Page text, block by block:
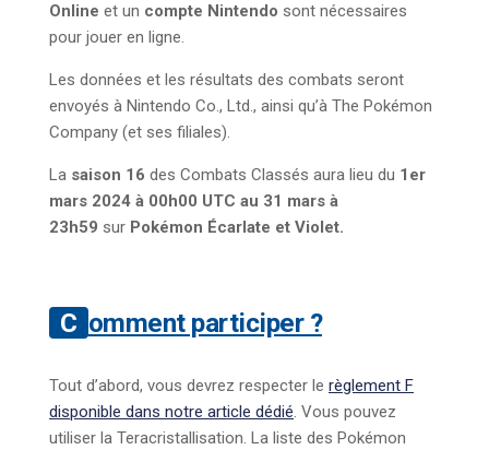
Online et un compte Nintendo sont nécessaires
pour jouer en ligne.
Les données et les résultats des combats seront
envoyés à Nintendo Co., Ltd., ainsi qu’à The Pokémon
Company (et ses filiales).
La saison 16 des Combats Classés aura lieu du 1er
mars 2024 à 00h00 UTC au 31 mars à
23h59 sur Pokémon Écarlate et Violet.
Comment participer ?
Tout d’abord, vous devrez respecter le règlement F
disponible dans notre article dédié. Vous pouvez
utiliser la Teracristallisation. La liste des Pokémon